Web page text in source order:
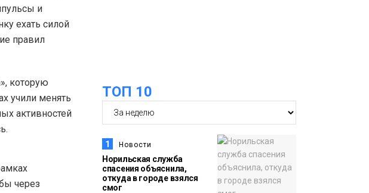
и
ехать силой
правил
которую
учили менять
активностей
через
Спорт
14:30
Новости
Ленинский проспект
частично закроют в
связи с Днём
рождения «Башни»
ТОП 10
1 Новости
Норильская служба
спасения объяснила,
откуда в городе взялся
смог